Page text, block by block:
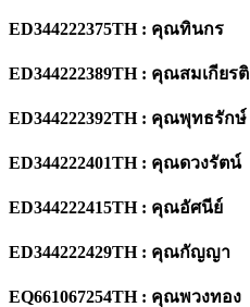
ED344222375TH : คุณทินกร
ED344222389TH : คุณสมเกียรติ
ED344222392TH : คุณพุทธรักษ์
ED344222401TH : คุณดวงรัตน์
ED344222415TH : คุณอัศนีย์
ED344222429TH : คุณกัญญา
EQ661067254TH : คุณพวงทอง